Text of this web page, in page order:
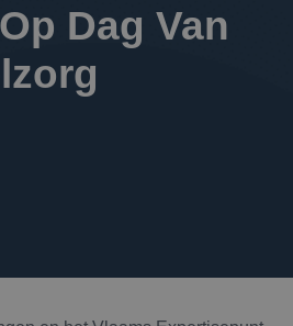
Dag Van